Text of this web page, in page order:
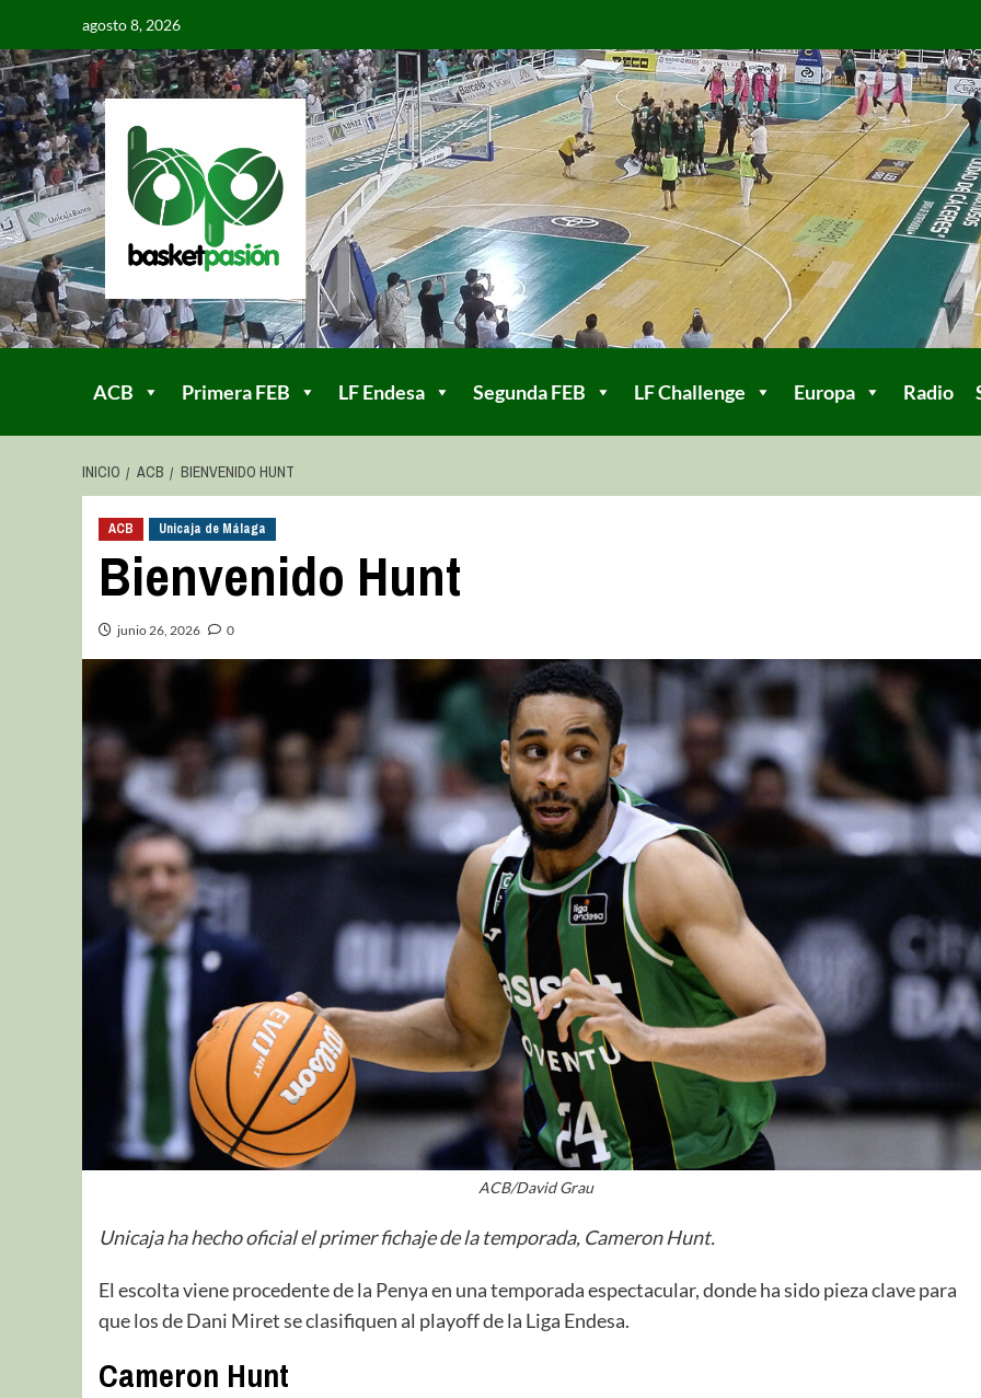
agosto 8, 2026
ACB Primera FEB LF Endesa Segunda FEB LF Challenge Europa Radio
INICIO ACB BIENVENIDO HUNT
ACB Unicaja de Málaga
Bienvenido Hunt
junio 26, 2026 0
ACB/David Grau
Unicaja ha hecho oficial el primer fichaje de la temporada, Cameron Hunt.
El escolta viene procedente de la Penya en una temporada espectacular, donde ha sido pieza clave para
que los de Dani Miret se clasifiquen al playoff de la Liga Endesa.
Cameron Hunt
La entrevista bTactic
La entrevista bTactic
que el próximo 20 de mayo celebramos nuestro
sus cambios. Cambio que...